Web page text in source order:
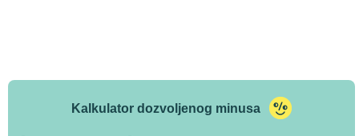
Kalkulator dozvoljenog minusa